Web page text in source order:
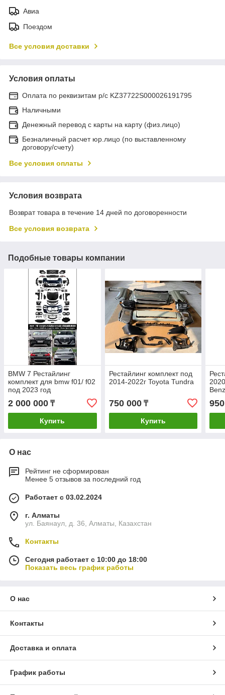
Авиа
Поездом
Все условия доставки
Условия оплаты
Оплата по реквизитам р/с KZ37722S000026191795
Наличными
Денежный перевод с карты на карту (физ.лицо)
Безналичный расчет юр.лицо (по выставленному
договору/счету)
Все условия оплаты
Условия возврата
Возврат товара в течение 14 дней по договоренности
Все условия возврата
Подобные товары компании
BMW 7 Рестайлинг
комплект для bmw f01/ f02
под 2023 год
2 000 000 ₸
Купить
Рестайлинг комплект под
2014-2022г Toyota Tundra
750 000₸
Купить
О нас
Рейтинг не сформирован
Менее 5 отзывов за последний год
Работает с 03.02.2024
г. Алматы
ул. Баянаул, д. 36, Алматы, Казахстан
Контакты
Сегодня работает с 10:00 до 18:00
Показать весь график работы
О нас
Контакты
Доставка и оплата
График работы